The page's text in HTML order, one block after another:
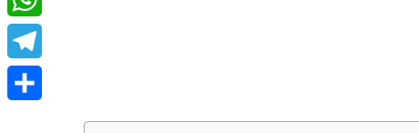
WhatsApp
Telegram